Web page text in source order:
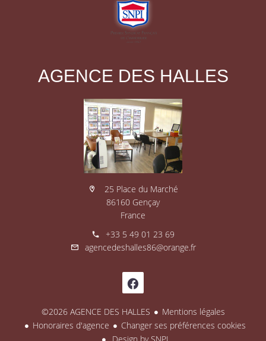
AGENCE DES HALLES
25 Place du Marché
86160 Gençay
France
+33 5 49 01 23 69
agencedeshalles86@orange.fr
©2026 AGENCE DES HALLES
Mentions légales
Honoraires d'agence
Changer ses préférences cookies